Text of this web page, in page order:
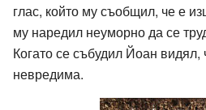
глас, който му съобщил, че е
му наредил неуморно да се
Когато се събудил Йоан видял,
невредима.